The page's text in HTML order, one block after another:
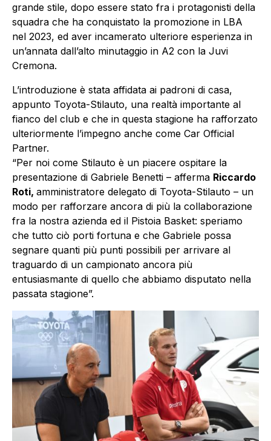
grande stile, dopo essere stato fra i protagonisti della
squadra che ha conquistato la promozione in LBA
nel 2023, ed aver incamerato ulteriore esperienza in
un’annata dall’alto minutaggio in A2 con la Juvi
Cremona.
L’introduzione è stata affidata ai padroni di casa,
appunto Toyota-Stilauto, una realtà importante al
fianco del club e che in questa stagione ha rafforzato
ulteriormente l’impegno anche come Car Official
Partner.
“Per noi come Stilauto è un piacere ospitare la
presentazione di Gabriele Benetti – afferma Riccardo
Roti, amministratore delegato di Toyota-Stilauto – un
modo per rafforzare ancora di più la collaborazione
fra la nostra azienda ed il Pistoia Basket: speriamo
che tutto ciò porti fortuna e che Gabriele possa
segnare quanti più punti possibili per arrivare al
traguardo di un campionato ancora più
entusiasmante di quello che abbiamo disputato nella
passata stagione”.